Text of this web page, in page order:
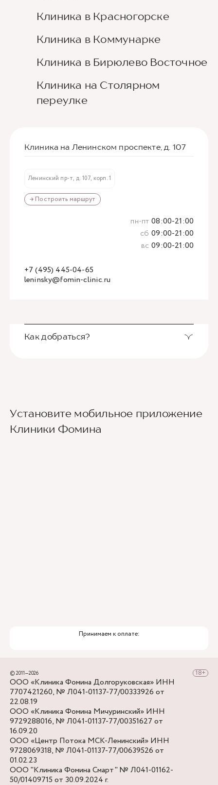
Клиника в Красногорске
Клиника в Коммунарке
Клиника в Бирюлево Восточное
Клиника на Столярном
переулке
Клиника на Ленинском проспекте, д. 107
Ленинский пр-т, д. 107, корп. 1
→ Построить маршрут
leninsky@fomin-clinic.ru
+7 (495) 445-04-65
пн-пт 08:00-21:00
сб 09:00-21:00
вс 09:00-21:00
Как добраться?
второй вестибюль, далее направо. По улице
Новаторов движемся прямо, спускаемся по
лестнице и идем вдоль школ (путь лежит между
Установите мобильное приложение
Клиники Фомина
Принимаем к оплате:
© 2011—2026
ООО «Клиника Фомина Долгоруковская» ИНН
7707421260, № Л041-01137-77/00333926 от
22.08.19
ООО «Клиника Фомина Мичуринский» ИНН
9729288016, № Л041-01137-77/00351627 от
16.09.20
ООО «Центр Потока МСК-Ленинский» ИНН
9728069318, № Л041-01137-77/00639526 от
01.02.23
ООО "Клиника Фомина Смарт" № Л041-01162-
50/01409715 от 30.09.2024 г.